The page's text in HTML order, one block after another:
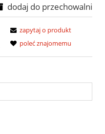
dodaj do przechowalni
zapytaj o produkt
poleć znajomemu